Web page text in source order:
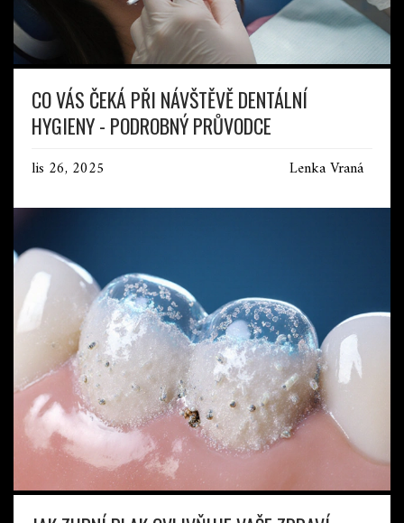
CO VÁS ČEKÁ PŘI NÁVŠTĚVĚ DENTÁLNÍ
HYGIENY - PODROBNÝ PRŮVODCE
lis 26, 2025 Lenka Vraná